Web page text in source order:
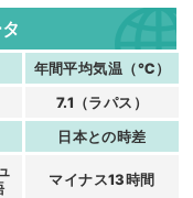
年間平均気温（℃）
7.1（ラパス）
日本との時差
マイナス13時間